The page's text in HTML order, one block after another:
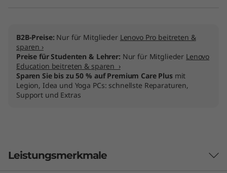
B2B-Preise: Nur für Mitglieder Lenovo Pro beitreten &
sparen ›
Preise für Studenten & Lehrer: Nur für Mitglieder Lenovo
Education beitreten & sparen ›
Sparen Sie bis zu 50 % auf Premium Care Plusmit
Legion, Idea und Yoga PCs: schnellste Reparaturen,
Support und Extras
Leistungsmerkmale